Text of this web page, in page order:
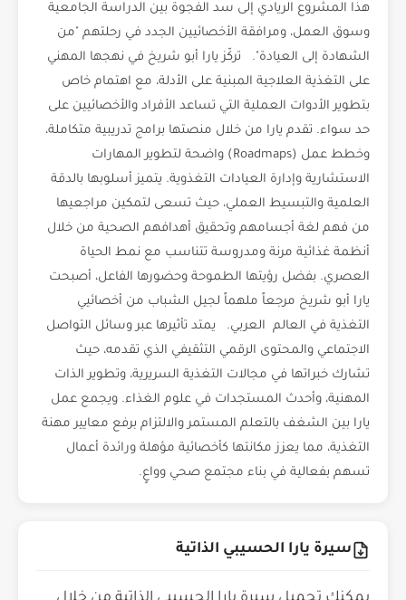
هذا المشروع الريادي إلى سد الفجوة بين الدراسة الجامعية
وسوق العمل، ومرافقة الأخصائيين الجدد في رحلتهم "من
الشهادة إلى العيادة". تركّز يارا أبو شريخ في نهجها المهني
على التغذية العلاجية المبنية على الأدلة، مع اهتمام خاص
بتطوير الأدوات العملية التي تساعد الأفراد والأخصائيين على
حد سواء. تقدم يارا من خلال منصتها برامج تدريبية متكاملة،
وخطط عمل (Roadmaps) واضحة لتطوير المهارات
الاستشارية وإدارة العيادات التغذوية. يتميز أسلوبها بالدقة
العلمية والتبسيط العملي، حيث تسعى لتمكين مراجعيها
من فهم لغة أجسامهم وتحقيق أهدافهم الصحية من خلال
أنظمة غذائية مرنة ومدروسة تتناسب مع نمط الحياة
العصري. بفضل رؤيتها الطموحة وحضورها الفاعل، أصبحت
يارا أبو شريخ مرجعاً ملهماً لجيل الشباب من أخصائيي
التغذية في العالم العربي. يمتد تأثيرها عبر وسائل التواصل
الاجتماعي والمحتوى الرقمي التثقيفي الذي تقدمه، حيث
تشارك خبراتها في مجالات التغذية السريرية، وتطوير الذات
المهنية، وأحدث المستجدات في علوم الغذاء. ويجمع عمل
يارا بين الشغف بالتعلم المستمر والالتزام برفع معايير مهنة
التغذية، مما يعزز مكانتها كأخصائية مؤهلة ورائدة أعمال
تسهم بفعالية في بناء مجتمع صحي وواعٍ.
سيرة يارا الحسيبي الذاتية